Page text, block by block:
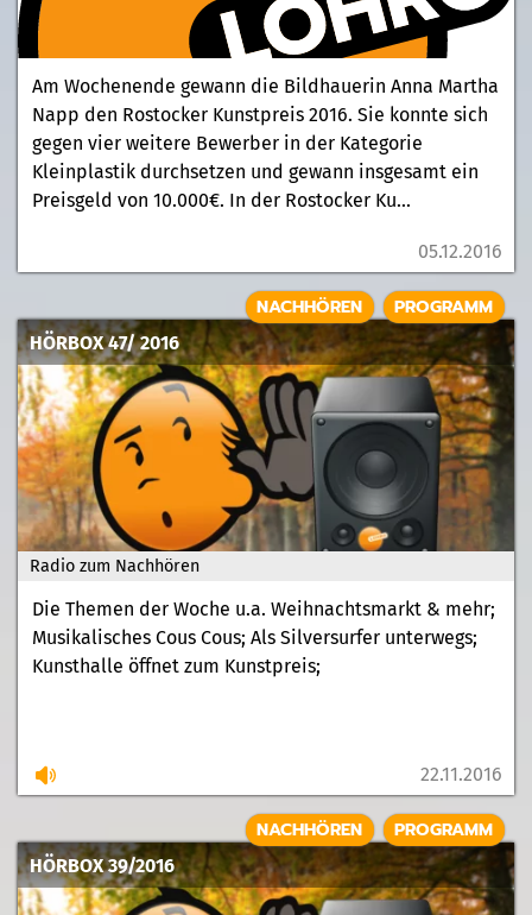
Am Wochenende gewann die Bildhauerin Anna Martha
Napp den Rostocker Kunstpreis 2016. Sie konnte sich
gegen vier weitere Bewerber in der Kategorie
Kleinplastik durchsetzen und gewann insgesamt ein
Preisgeld von 10.000€. In der Rostocker Ku...
05.12.2016
Radio zum Nachhören
HÖRBOX 47/ 2016
NACHHÖREN PROGRAMM
Die Themen der Woche u.a. Weihnachtsmarkt & mehr;
Musikalisches Cous Cous; Als Silversurfer unterwegs;
Kunsthalle öffnet zum Kunstpreis;
22.11.2016
HÖRBOX 39/2016
NACHHÖREN PROGRAMM